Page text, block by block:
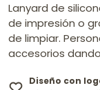
Lanyard de
de impresión o
de limpiar.
accesorios
Diseño con